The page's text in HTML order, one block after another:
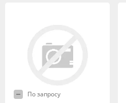
По запросу